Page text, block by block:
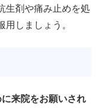
生剤や痛み止めを処
しましょう。
来院をお願いされ